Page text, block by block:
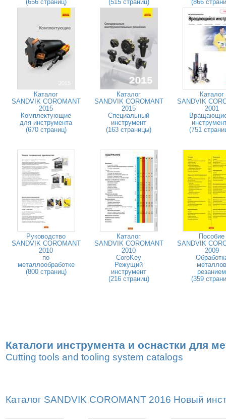
(656 страниц) (515 страниц) (866
Каталог
SANDVIK COROMANT
2015
Комплектующие
для инструмента
(670 страниц)
Каталог
SANDVIK COROMANT
2015
Специальный
инструмент
(163 страницы)
Каталог
SANDVIK
2001
(751
Руководство
SANDVIK COROMANT
2010
по
металлообработке
(800 страниц)
Каталог
SANDVIK COROMANT
2010
CoroKey
Режущий
инструмент
(216 страниц)
Пособие
SANDVIK
2009
металлов
резанием
(359
Каталоги инструмента и оснастки для
Cutting tools and tooling system catalogs
Каталог SANDVIK COROMANT 2016 Новый